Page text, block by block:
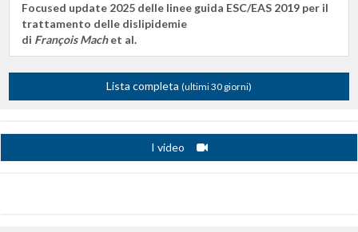
Focused update 2025 delle linee guida ESC/EAS 2019 per il
trattamento delle dislipidemie
di François Machet al.
Lista completa (ultimi 30 giorni)
I video